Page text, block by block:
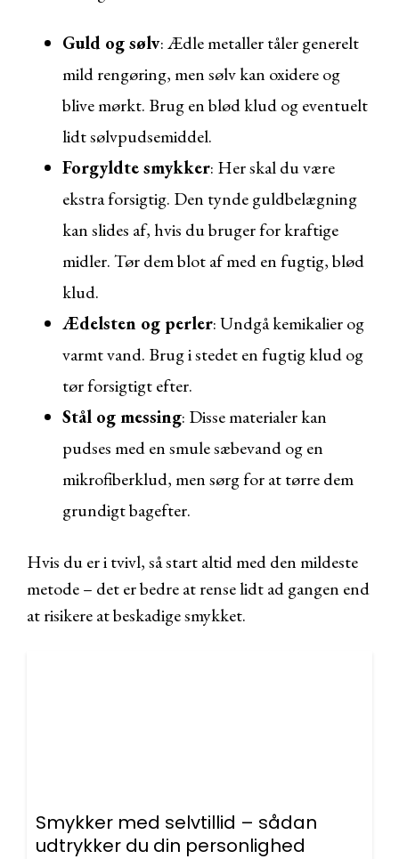
Guld og sølv: Ædle metaller tåler generelt
mild rengøring, men sølv kan oxidere og
blive mørkt. Brug en blød klud og eventuelt
lidt sølvpudsemiddel.
Forgyldte smykker: Her skal du være
ekstra forsigtig. Den tynde guldbelægning
kan slides af, hvis du bruger for kraftige
midler. Tør dem blot af med en fugtig, blød
klud.
Ædelsten og perler: Undgå kemikalier og
varmt vand. Brug i stedet en fugtig klud og
tør forsigtigt efter.
Stål og messing: Disse materialer kan
pudses med en smule sæbevand og en
mikrofiberklud, men sørg for at tørre dem
grundigt bagefter.
Hvis du er i tvivl, så start altid med den mildeste
metode – det er bedre at rense lidt ad gangen end
at risikere at beskadige smykket.
Smykker med selvtillid – sådan
udtrykker du din personlighed